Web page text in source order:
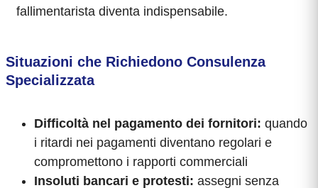
fallimentarista diventa indispensabile.
Situazioni che Richiedono Consulenza
Specializzata
Difficoltà nel pagamento dei fornitori: quando
i ritardi nei pagamenti diventano regolari e
compromettono i rapporti commerciali
Insoluti bancari e protesti: assegni senza